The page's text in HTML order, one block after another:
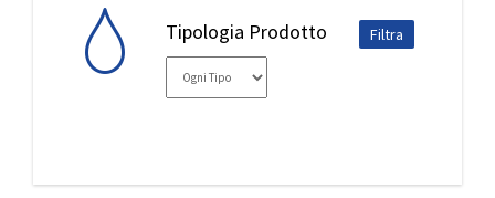
Tipologia Prodotto